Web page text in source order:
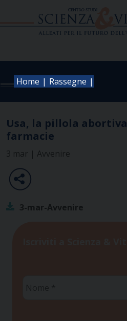
Home | Rassegne |
Usa, la pillola
farmacie
3 mar | Avvenire
3-mar-Avvenire